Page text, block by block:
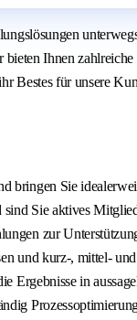
Ihnen
Bestes für unsere
bringen Sie
Sie aktives
zur
und kurz-, mittel-
Ergebnisse in